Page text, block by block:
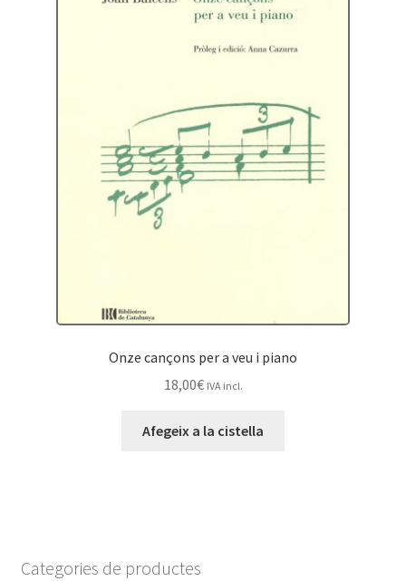
Onze cançons per a veu i piano
18,00€ IVA incl.
Afegeix a la cistella
Categories de productes